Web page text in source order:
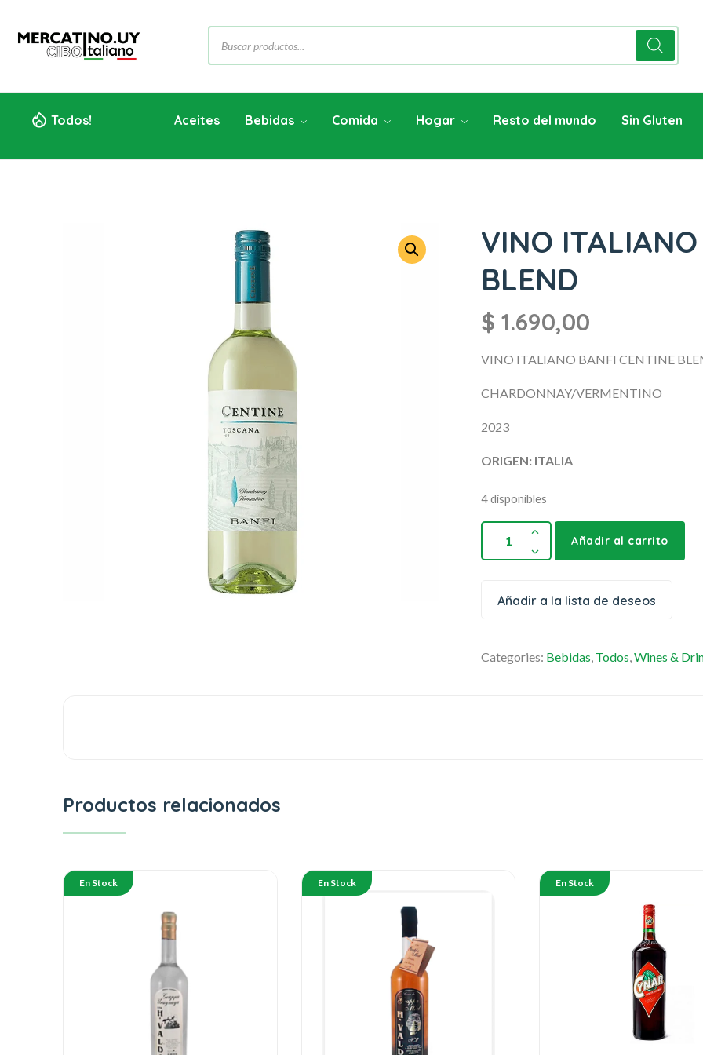
Todos! Aceites Bebidas Comida Hogar Resto del mundo Sin Gluten
VINO
BLEND
$ 1.690,00
VINO ITALIANO BANFI CENTINE
CHARDONNAY/VERMENTINO
2023
ORIGEN: ITALIA
4 disponibles
Añadir al carrito
Añadir a la lista de deseos
Categories: Bebidas Todos ,Wines &
Productos relacionados
En Stock En Stock En Stock